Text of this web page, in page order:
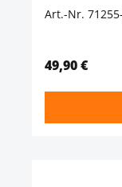
Art.-Nr.
49,90 €